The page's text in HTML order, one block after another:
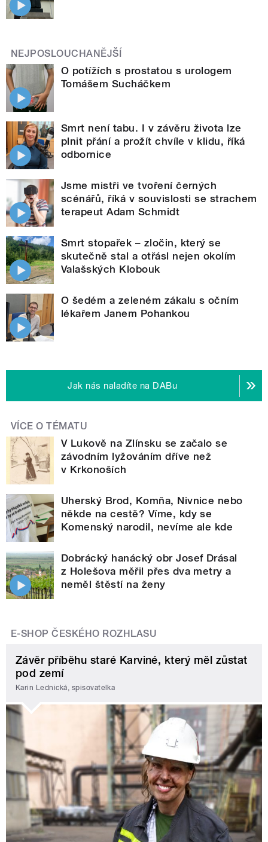
NEJPOSLOUCHANĚJŠÍ
O potížích s prostatou s urologem
Tomášem Sucháčkem
Smrt není tabu. I v závěru života lze
plnit přání a prožít chvíle v klidu, říká
odbornice
Jsme mistři ve tvoření černých
scénářů, říká v souvislosti se strachem
terapeut Adam Schmidt
Smrt stopařek – zločin, který se
skutečně stal a otřásl nejen okolím
Valašských Klobouk
O šedém a zeleném zákalu s očním
lékařem Janem Pohankou
Jak nás naladíte na DABu
VÍCE O TÉMATU
V Lukově na Zlínsku se začalo se
závodním lyžováním dříve než
v Krkonoších
Uherský Brod, Komňa, Nivnice nebo
někde na cestě? Víme, kdy se
Komenský narodil, nevíme ale kde
Dobrácký hanácký obr Josef Drásal
z Holešova měřil přes dva metry a
neměl štěstí na ženy
E-SHOP ČESKÉHO ROZHLASU
Závěr příběhu staré Karviné, který měl zůstat
pod zemí
Karin Lednická, spisovatelka